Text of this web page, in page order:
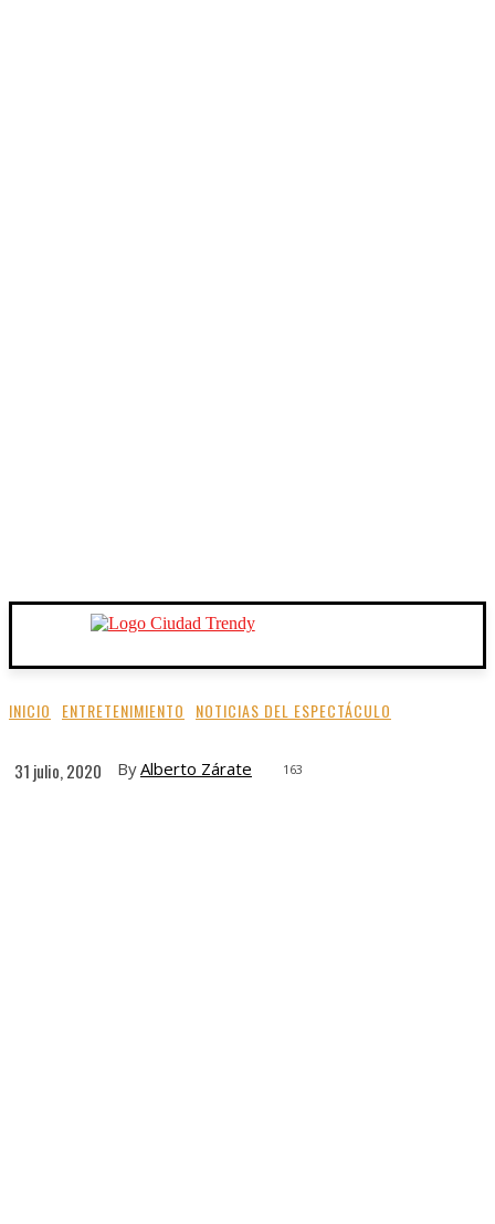
INICIO ENTRETENIMIENTO NOTICIAS DEL ESPECTÁCULO
31 julio, 2020 ByAlberto Zárate 163